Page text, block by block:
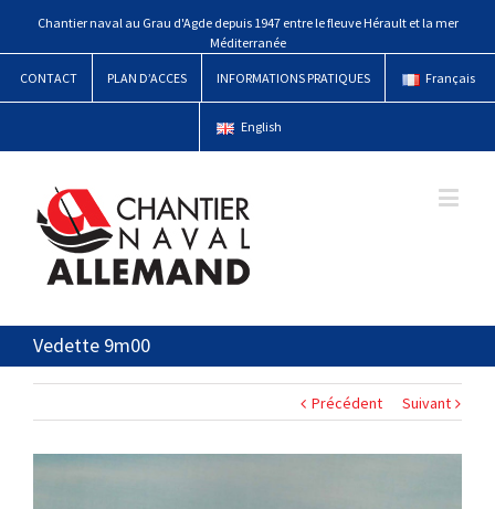
Chantier naval au Grau d'Agde depuis 1947 entre le fleuve Hérault et la mer
Méditerranée
CONTACT PLAN D’ACCES INFORMATIONS PRATIQUES Français
English
Vedette 9m00
Précédent Suivant